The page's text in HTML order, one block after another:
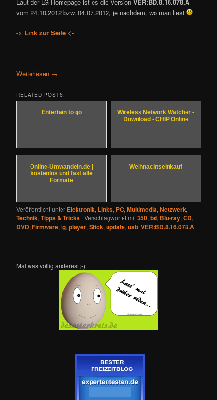
Laut der LG Homepage ist es die VersionVER:BD.8.16.078.A
vom 24.10.2012 bzw. 04.07.2012, je nachdem, wo man liest
-> Link zur Seite <-
Weiterlesen →
RELATED POSTS:
Entertain to go
Wireless Network Watcher -
Download - CHIP Online
Online-Umwandeln.de |
kostenlos und fast alle
Formate
Weihnachtseinkauf
Veröffentlicht unter Elektronik, Links, PC, Multimedia, Netzwerk,
Technik,Tipps & Tricks |Verschlagwortet mit350,bd, Blu-ray,CD,
DVD,Firmware,lg,player,Stick,update,usb,VER:BD.8.16.078.A
Mal was völlig anderes: ;-)